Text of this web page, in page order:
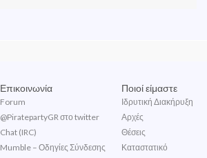
Επικοινωνία
Forum
@PiratepartyGR στο twitter
Chat (IRC)
Mumble – Οδηγίες Σύνδεσης
Ποιοί είμαστε
Ιδρυτική Διακήρυξη
Αρχές
Θέσεις
Καταστατικό